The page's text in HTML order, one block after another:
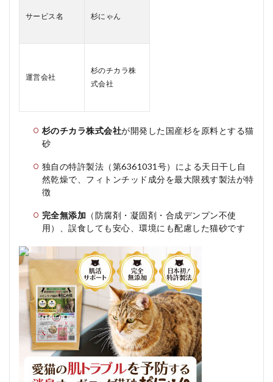
2.2
コミ
ゃん
の料
は？
3.1
◆ 1.
杉に
の種
類
（粒
のサ
3.2
◆ 単
品購
入の
価格
（税
込・
送料
込）
サービス名 杉にゃん
運営会社
杉のチカラ株
式会社
杉のチカラ株式会社が開発した国産杉を原料とする猫
砂
独自の特許製法（第6361031号）による天日干し自
然乾燥で、フィトンチッド成分を最大限残す製法が特
徴
完全無添加 （防腐剤・凝固剤・合成デンプン不使
用）、誤食しても安心、環境にも配慮した猫砂です